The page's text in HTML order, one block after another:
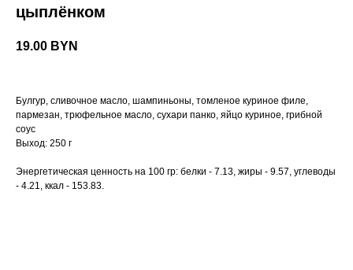
цыплёнком
19.00 BYN
Булгур, сливочное масло, шампиньоны, томленое куриное филе,
пармезан, трюфельное масло, сухари панко, яйцо куриное, грибной
соус
Выход: 250 г
Энергетическая ценность на 100 гр: белки - 7.13, жиры - 9.57, углеводы
- 4.21, ккал - 153.83.